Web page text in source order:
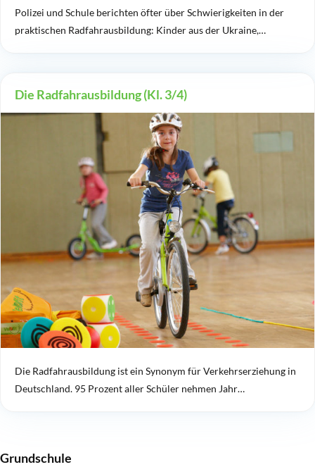
Grundschule
Polizei und Schule berichten öfter über Schwierigkeiten in der
praktischen Radfahrausbildung: Kinder aus der Ukraine,…
Die Radfahrausbildung (Kl. 3/4)
Die Radfahrausbildung ist ein Synonym für Verkehrserziehung in
Deutschland. 95 Prozent aller Schüler nehmen Jahr…